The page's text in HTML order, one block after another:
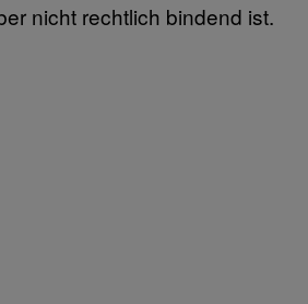
nicht rechtlich bindend ist.